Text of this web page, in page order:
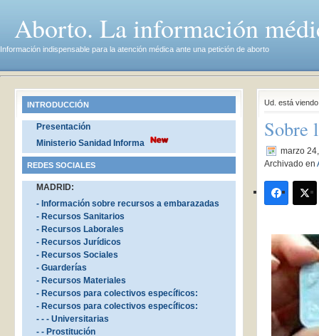
Aborto. La información
Información indispensable para la atención médica ante una petición de aborto
Ud. está
Sobre
marzo
Archivado en
INTRODUCCIÓN
Presentación
Ministerio Sanidad Informa
REDES SOCIALES
MADRID:
- Información sobre recursos a embarazadas
- Recursos Sanitarios
- Recursos Laborales
- Recursos Jurídicos
- Recursos Sociales
- Guarderías
- Recursos Materiales
- Recursos para colectivos específicos:
- Recursos para colectivos específicos:
- - - Universitarias
- - Prostitución